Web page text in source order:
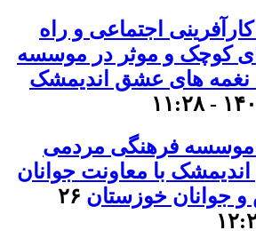
اجتماعی و راه
کوچک و موثر در موسسه
های عشق اندیمشک
موسسه فرهنگی مردمی
با معاونت جوانان
جوانان خوزستان ۲۶